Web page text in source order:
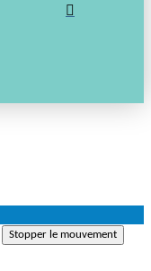
Stopper le mouvement